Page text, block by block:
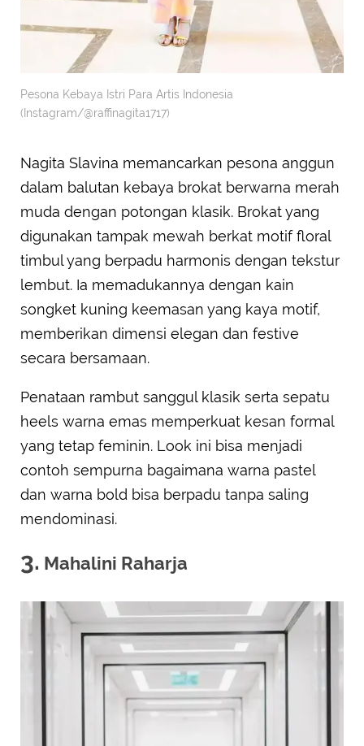
Pesona Kebaya Istri Para Artis Indonesia
(Instagram/@raffinagita1717)
Nagita Slavina memancarkan pesona anggun
dalam balutan kebaya brokat berwarna merah
muda dengan potongan klasik. Brokat yang
digunakan tampak mewah berkat motif floral
timbul yang berpadu harmonis dengan tekstur
lembut. Ia memadukannya dengan kain
songket kuning keemasan yang kaya motif,
memberikan dimensi elegan dan festive
secara bersamaan.
Penataan rambut sanggul klasik serta sepatu
heels warna emas memperkuat kesan formal
yang tetap feminin. Look ini bisa menjadi
contoh sempurna bagaimana warna pastel
dan warna bold bisa berpadu tanpa saling
mendominasi.
3. Mahalini Raharja